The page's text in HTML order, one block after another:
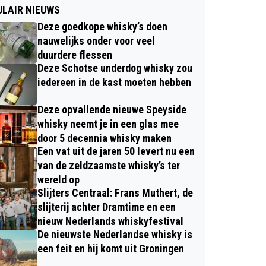
NIEUWS
Deze goedkope whisky’s doen
nauwelijks onder voor veel
duurdere flessen
Deze Schotse underdog whisky zou
iedereen in de kast moeten hebben
Deze opvallende nieuwe Speyside
whisky neemt je in een glas mee
door 5 decennia whisky maken
Een vat uit de jaren 50 levert nu een
van de zeldzaamste whisky’s ter
wereld op
Slijters Centraal: Frans Muthert, de
slijterij achter Dramtime en een
nieuw Nederlands whiskyfestival
De nieuwste Nederlandse whisky is
een feit en hij komt uit Groningen